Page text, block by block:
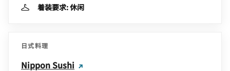
着装要求: 休闲
日式料理
Nippon Sushi